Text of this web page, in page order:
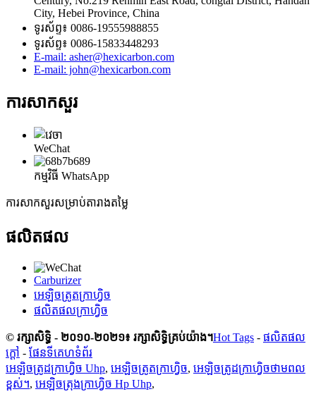
City, Hebei Province, China
ទូរស័ព្ទ៖ 0086-19555988855
ទូរស័ព្ទ៖ 0086-15833448293
E-mail: asher@hexicarbon.com
E-mail: john@hexicarbon.com
ការសាកសួរ
WeChat
កម្មវិធី WhatsApp
ការសាកសួរសម្រាប់តារាងតម្លៃ
ផលិតផល
Carburizer
អេឡិចត្រូតក្រាហ្វិច
ផលិតផលក្រាហ្វិច
© រក្សាសិទ្ធិ - ២០១០-២០២១៖ រក្សាសិទ្ធិគ្រប់យ៉ាង។Hot Tags - ផលិតផល
ក្តៅ - ផែនទីគេហទំព័រ
អេឡិចត្រូដក្រាហ្វិច Uhp, អេឡិចត្រូតក្រាហ្វិច, អេឡិចត្រូដក្រាហ្វិចថាមពល
ខ្ពស់។, អេឡិចត្រុងក្រាហ្វិច Hp Uhp,